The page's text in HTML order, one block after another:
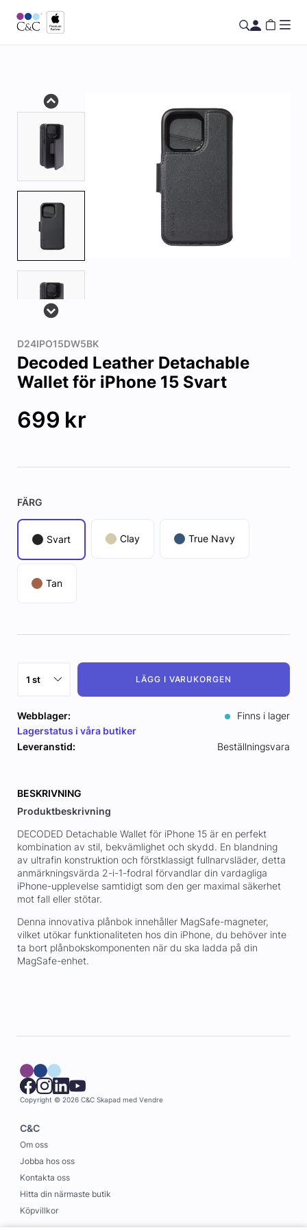
D24IPO15DW5BK
Decoded Leather Detachable
Wallet för iPhone 15 Svart
699 kr
FÄRG
Svart Clay True Navy
Tan
LÄGG I VARUKORGEN
Webblager:
Finns i lager
Lagerstatus i våra butiker
Leveranstid:
Beställningsvara
BESKRIVNING
Produktbeskrivning
DECODED Detachable Wallet för iPhone 15 är en perfekt
kombination av stil, bekvämlighet och skydd. En blandning
av ultrafin konstruktion och förstklassigt fullnarvsläder, detta
anmärkningsvärda 2-i-1-fodral förvandlar din vardagliga
iPhone-upplevelse samtidigt som den ger maximal säkerhet
mot fall eller stötar.
Denna innovativa plånbok innehåller MagSafe-magneter,
vilket utökar funktionaliteten hos din iPhone, du behöver inte
ta bort plånbokskomponenten när du ska ladda på din
MagSafe-enhet.
Copyright © 2026 C&C Skapad med Vendre
C&C
Om oss
Jobba hos oss
Kontakta oss
Hitta din närmaste butik
Köpvillkor